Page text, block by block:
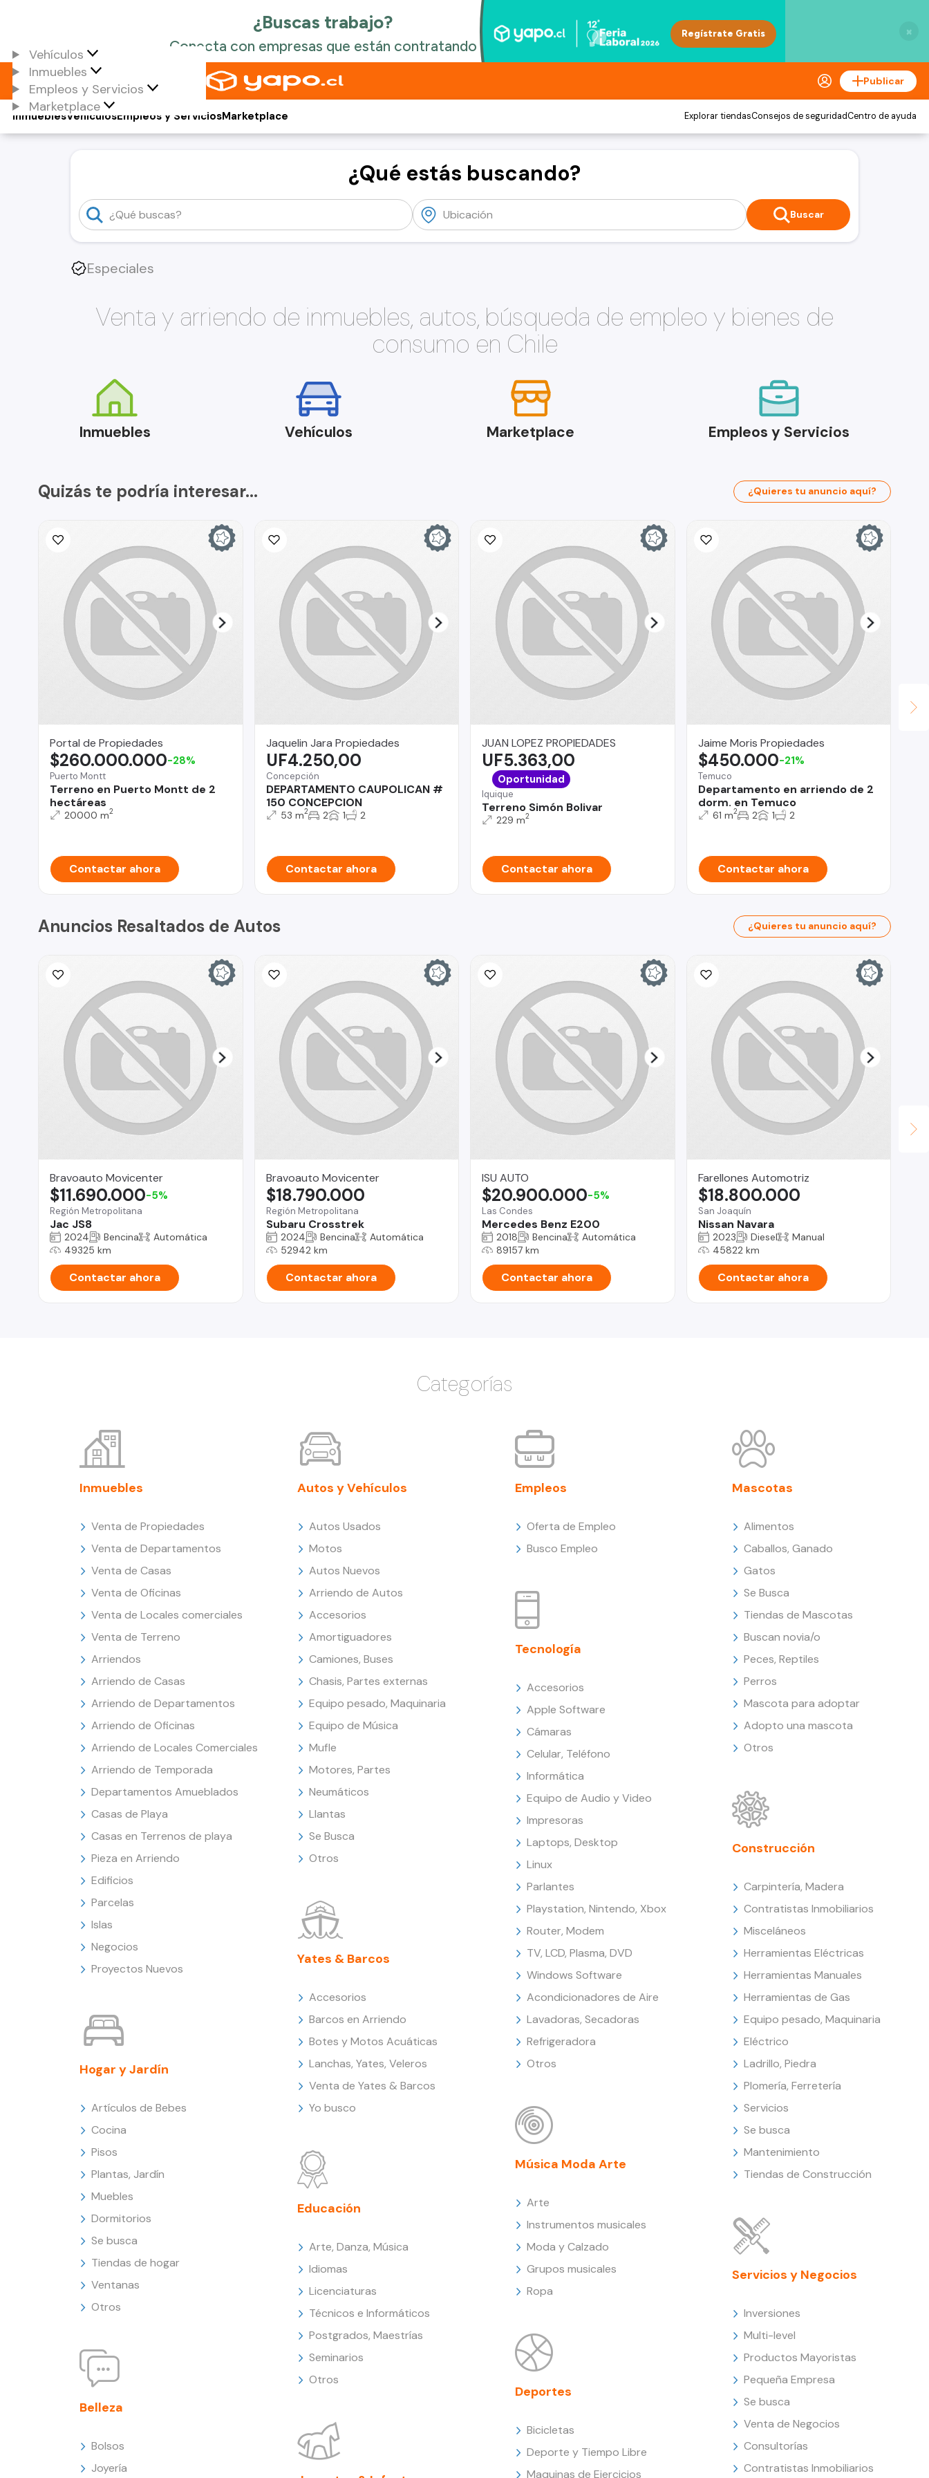
×
Vehículos
Inmuebles
Empleos y Servicios
Marketplace
Publicar
Vehículos
Inmuebles Empleos y ServiciosMarketplace Explorar tiendasConsejos de seguridadCentro de ayuda
¿Qué estás buscando?
Buscar
Especiales
Venta y arriendo de inmuebles, autos, búsqueda de empleo y bienes de
consumo en Chile
Inmuebles Vehículos Marketplace Empleos y Servicios
Quizás te podría interesar... ¿Quieres tu anuncio aquí?
Portal de Propiedades
Puerto Montt
Terreno en Puerto Montt de 2
hectáreas
$260.000.000-28%
20000 m2
Contactar ahora
Jaquelin Jara Propiedades
Concepción
DEPARTAMENTO CAUPOLICAN #
150 CONCEPCION
UF4.250,00
53 m2 2 1 2
Contactar ahora
JUAN LOPEZ PROPIEDADES
Iquique
Terreno Simón Bolivar
UF5.363,00
Oportunidad
229 m2
Contactar ahora
Jaime Moris Propiedades
Temuco
Departamento en arriendo de 2
dorm. en Temuco
$450.000-21%
61 m2 2 1 2
Contactar ahora
Anuncios Resaltados de Autos ¿Quieres tu anuncio aquí?
Bravoauto Movicenter
Región Metropolitana
Jac JS8
$11.690.000-5%
2024 Bencina
Automática
49325 km
Contactar ahora
Bravoauto Movicenter
Región Metropolitana
Subaru Crosstrek
$18.790.000
2024 Bencina
Automática
52942 km
Contactar ahora
ISU AUTO
Las Condes
Mercedes Benz E200
$20.900.000-5%
2018 Bencina
Automática
89157 km
Contactar ahora
Farellones Automotriz
San Joaquín
Nissan Navara
$18.800.000
2023 Diesel
Manual
45822 km
Contactar ahora
Categorías
Inmuebles
Venta de Propiedades
Venta de Departamentos
Venta de Casas
Venta de Oficinas
Venta de Locales comerciales
Venta de Terreno
Arriendos
Arriendo de Casas
Arriendo de Departamentos
Arriendo de Oficinas
Arriendo de Locales Comerciales
Arriendo de Temporada
Departamentos Amueblados
Casas de Playa
Casas en Terrenos de playa
Pieza en Arriendo
Edificios
Parcelas
Islas
Negocios
Proyectos Nuevos
Hogar y Jardín
Artículos de Bebes
Cocina
Pisos
Plantas, Jardín
Muebles
Dormitorios
Se busca
Tiendas de hogar
Ventanas
Otros
Belleza
Bolsos
Joyería
Autos y Vehículos
Autos Usados
Motos
Autos Nuevos
Arriendo de Autos
Accesorios
Amortiguadores
Camiones, Buses
Chasis, Partes externas
Equipo pesado, Maquinaria
Equipo de Música
Mufle
Motores, Partes
Neumáticos
Llantas
Se Busca
Otros
Yates & Barcos
Accesorios
Barcos en Arriendo
Botes y Motos Acuáticas
Lanchas, Yates, Veleros
Venta de Yates & Barcos
Yo busco
Educación
Arte, Danza, Música
Idiomas
Licenciaturas
Técnicos e Informáticos
Postgrados, Maestrías
Seminarios
Otros
Empleos
Oferta de Empleo
Busco Empleo
Tecnología
Accesorios
Apple Software
Cámaras
Celular, Teléfono
Informática
Equipo de Audio y Video
Impresoras
Laptops, Desktop
Linux
Parlantes
Playstation, Nintendo, Xbox
Router, Modem
TV, LCD, Plasma, DVD
Windows Software
Acondicionadores de Aire
Lavadoras, Secadoras
Refrigeradora
Otros
Música Moda Arte
Arte
Instrumentos musicales
Moda y Calzado
Grupos musicales
Ropa
Deportes
Bicicletas
Deporte y Tiempo Libre
Maquinas de Ejercicios
Mascotas
Alimentos
Caballos, Ganado
Gatos
Se Busca
Tiendas de Mascotas
Buscan novia/o
Peces, Reptiles
Perros
Mascota para adoptar
Adopto una mascota
Otros
Construcción
Carpintería, Madera
Contratistas Inmobiliarios
Misceláneos
Herramientas Eléctricas
Herramientas Manuales
Herramientas de Gas
Equipo pesado, Maquinaria
Eléctrico
Ladrillo, Piedra
Plomería, Ferretería
Servicios
Se busca
Mantenimiento
Tiendas de Construcción
Servicios y Negocios
Inversiones
Multi-level
Productos Mayoristas
Pequeña Empresa
Se busca
Venta de Negocios
Consultorías
Contratistas Inmobiliarios